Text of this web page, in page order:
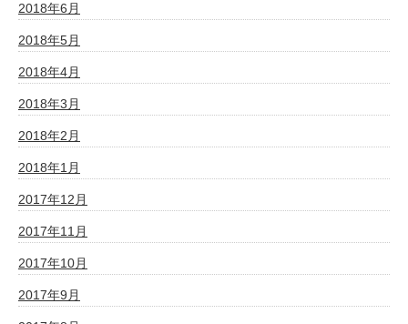
2018年6月
2018年5月
2018年4月
2018年3月
2018年2月
2018年1月
2017年12月
2017年11月
2017年10月
2017年9月